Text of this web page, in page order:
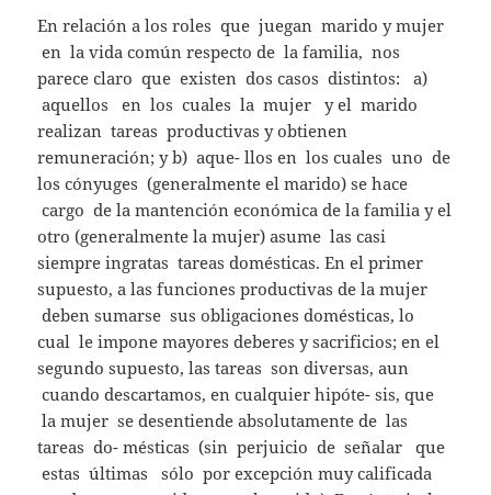
En relación a los roles que juegan marido y mujer
en la vida común respecto de la familia, nos
parece claro que existen dos casos distintos: a)
aquellos en los cuales la mujer y el marido
realizan tareas productivas y obtienen
remuneración; y b) aque- llos en los cuales uno de
los cónyuges (generalmente el marido) se hace
cargo de la mantención económica de la familia y el
otro (generalmente la mujer) asume las casi
siempre ingratas tareas domésticas. En el primer
supuesto, a las funciones productivas de la mujer
deben sumarse sus obligaciones domésticas, lo
cual le impone mayores deberes y sacrificios; en el
segundo supuesto, las tareas son diversas, aun
cuando descartamos, en cualquier hipóte- sis, que
la mujer se desentiende absolutamente de las
tareas do- mésticas (sin perjuicio de señalar que
estas últimas sólo por excepción muy calificada